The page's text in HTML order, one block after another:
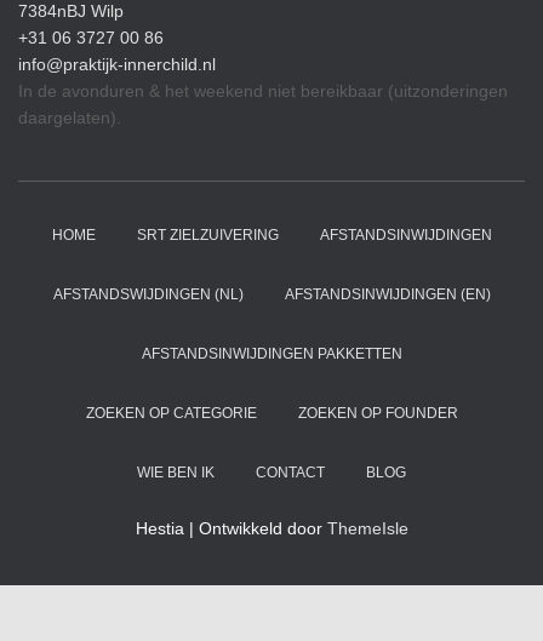
7384nBJ Wilp
+31 06 3727 00 86
info@praktijk-innerchild.nl
In de avonduren & het weekend niet bereikbaar (uitzonderingen
daargelaten).
HOME SRT ZIELZUIVERING AFSTANDSINWIJDINGEN
AFSTANDSWIJDINGEN (NL) AFSTANDSINWIJDINGEN (EN)
AFSTANDSINWIJDINGEN PAKKETTEN
ZOEKEN OP CATEGORIE ZOEKEN OP FOUNDER
WIE BEN IK CONTACT BLOG
Hestia | Ontwikkeld door ThemeIsle